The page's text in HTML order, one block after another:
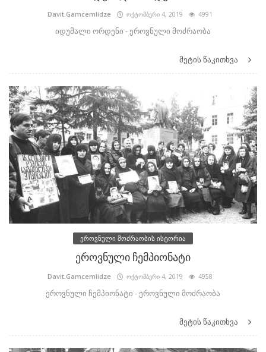
Davit.Gamcemlidze ოქტომბერი 4, 2019 4991
იდუმალი ორდენი - ეროვნული მოძრაობა
მეტის წაკითხვა
ეროვნული მოძრაობის ისტორია
ეროვნული ჩემპიონატი
Davit.Gamcemlidze ოქტომბერი 4, 2019 4958
ეროვნული ჩემპიონატი - ეროვნული მოძრაობა
მეტის წაკითხვა